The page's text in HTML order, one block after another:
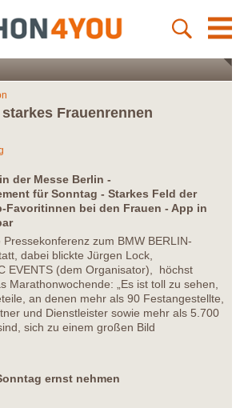
Frauenrennen
der Messe Berlin -
für Sonntag - Starkes Feld der
bei den Frauen - App in
zum BMW BERLIN-
dabei blickte Jürgen Lock,
EVENTS (dem Organisator), höchst
Marathonwochende: „Es ist toll zu sehen,
an denen mehr als 90 Festangestellte,
und Dienstleister sowie mehr als 5.700
sich zu einem großen Bild
ernst nehmen